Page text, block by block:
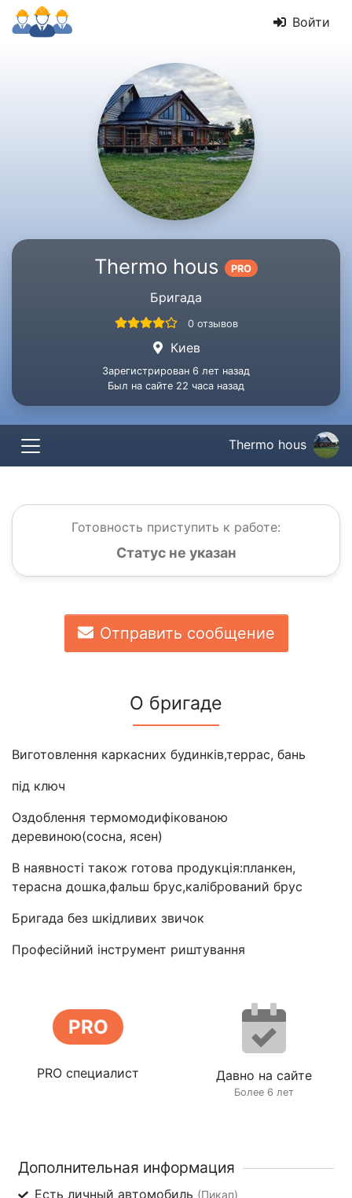
Войти
Thermo hous PRO
Бригада
0 отзывов
Киев
Зарегистрирован 6 лет назад
Был на сайте 22 часа назад
Thermo hous
Готовность приступить к работе:
Статус не указан
Отправить сообщение
О бригаде
Виготовлення каркасних будинків,террас, бань
під ключ
Оздоблення термомодифікованою
деревиною(сосна, ясен)
В наявності також готова продукція:планкен,
терасна дошка,фальш брус,калібрований брус
Бригада без шкідливих звичок
Професійний інструмент риштування
PRO
PRO специалист Давно на сайте
Более 6 лет
Дополнительная информация
Есть личный автомобиль (Пикап)